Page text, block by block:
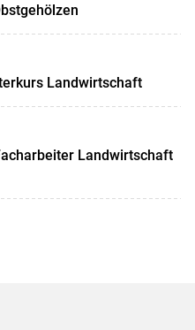
Landwirtschaft
Landwirtschaft